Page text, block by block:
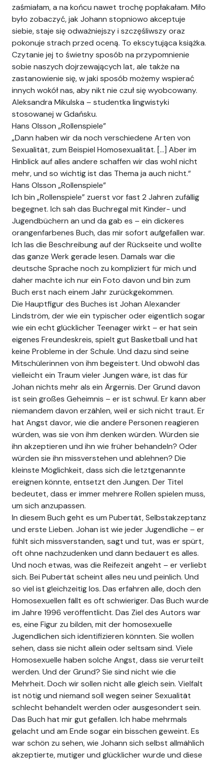
zaśmiałam, a na końcu nawet trochę popłakałam. Miło
było zobaczyć, jak Johann stopniowo akceptuje
siebie, staje się odważniejszy i szczęśliwszy oraz
pokonuje strach przed oceną. To ekscytująca książka.
Czytanie jej to świetny sposób na przypomnienie
sobie naszych dojrzewających lat, ale także na
zastanowienie się, w jaki sposób możemy wspierać
innych wokół nas, aby nikt nie czuł się wyobcowany.
Aleksandra Mikulska – studentka lingwistyki
stosowanej w Gdańsku.
Hans Olsson „Rollenspiele”
„Dann haben wir da noch verschiedene Arten von
Sexualität, zum Beispiel Homosexualität. […] Aber im
Hinblick auf alles andere schaffen wir das wohl nicht
mehr, und so wichtig ist das Thema ja auch nicht.“
Hans Olsson „Rollenspiele”
Ich bin „Rollenspiele” zuerst vor fast 2 Jahren zufällig
begegnet. Ich sah das Buchregal mit Kinder- und
Jugendbüchern an und da gab es – ein dickeres
orangenfarbenes Buch, das mir sofort aufgefallen war.
Ich las die Beschreibung auf der Rückseite und wollte
das ganze Werk gerade lesen. Damals war die
deutsche Sprache noch zu kompliziert für mich und
daher machte ich nur ein Foto davon und bin zum
Buch erst nach einem Jahr zurückgekommen.
Die Hauptfigur des Buches ist Johan Alexander
Lindström, der wie ein typischer oder eigentlich sogar
wie ein echt glücklicher Teenager wirkt – er hat sein
eigenes Freundeskreis, spielt gut Basketball und hat
keine Probleme in der Schule. Und dazu sind seine
Mitschülerinnen von ihm begeistert. Und obwohl das
vielleicht ein Traum vieler Jungen wäre, ist das für
Johan nichts mehr als ein Ärgernis. Der Grund davon
ist sein großes Geheimnis – er ist schwul. Er kann aber
niemandem davon erzählen, weil er sich nicht traut. Er
hat Angst davor, wie die andere Personen reagieren
würden, was sie von ihm denken würden. Würden sie
ihn akzeptieren und ihn wie früher behandeln? Oder
würden sie ihn missverstehen und ablehnen? Die
kleinste Möglichkeit, dass sich die letztgenannte
ereignen könnte, entsetzt den Jungen. Der Titel
bedeutet, dass er immer mehrere Rollen spielen muss,
um sich anzupassen.
In diesem Buch geht es um Pubertät, Selbstakzeptanz
und erste Lieben. Johan ist wie jeder Jugendliche – er
fühlt sich missverstanden, sagt und tut, was er spürt,
oft ohne nachzudenken und dann bedauert es alles.
Und noch etwas, was die Reifezeit angeht – er verliebt
sich. Bei Pubertät scheint alles neu und peinlich. Und
so viel ist gleichzeitig los. Das erfahren alle, doch den
Homosexuellen fällt es oft schwieriger. Das Buch wurde
im Jahre 1996 veröffentlicht. Das Ziel des Autors war
es, eine Figur zu bilden, mit der homosexuelle
Jugendlichen sich identifizieren könnten. Sie wollen
sehen, dass sie nicht allein oder seltsam sind. Viele
Homosexuelle haben solche Angst, dass sie verurteilt
werden. Und der Grund? Sie sind nicht wie die
Mehrheit. Doch wir sollen nicht alle gleich sein. Vielfalt
ist nötig und niemand soll wegen seiner Sexualität
schlecht behandelt werden oder ausgesondert sein.
Das Buch hat mir gut gefallen. Ich habe mehrmals
gelacht und am Ende sogar ein bisschen geweint. Es
war schön zu sehen, wie Johann sich selbst allmählich
akzeptierte, mutiger und glücklicher wurde und diese